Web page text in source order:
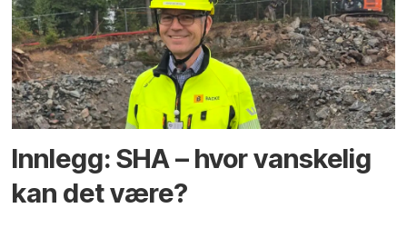
Innlegg: SHA – hvor vanskelig
kan det være?